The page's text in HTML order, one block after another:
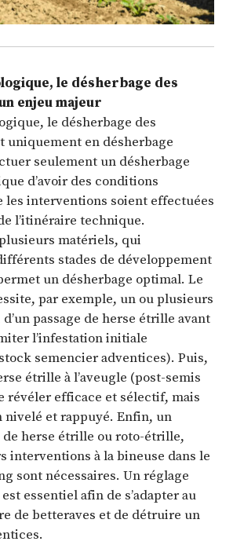
le désherbage des
enjeu majeur
le désherbage des
uniquement en désherbage
seulement un désherbage
d’avoir des conditions
les interventions soient effectuées
l’itinéraire technique.
matériels, qui
stades de développement
un désherbage optimal. Le
par exemple, un ou plusieurs
passage de herse étrille avant
l’infestation initiale
semencier adventices). Puis,
étrille à l’aveugle (post-semis
révéler efficace et sélectif, mais
nivelé et rappuyé. Enfin, un
de herse étrille ou roto-étrille,
interventions à la bineuse dans le
sont nécessaires. Un réglage
essentiel afin de s’adapter au
de betteraves et de détruire un